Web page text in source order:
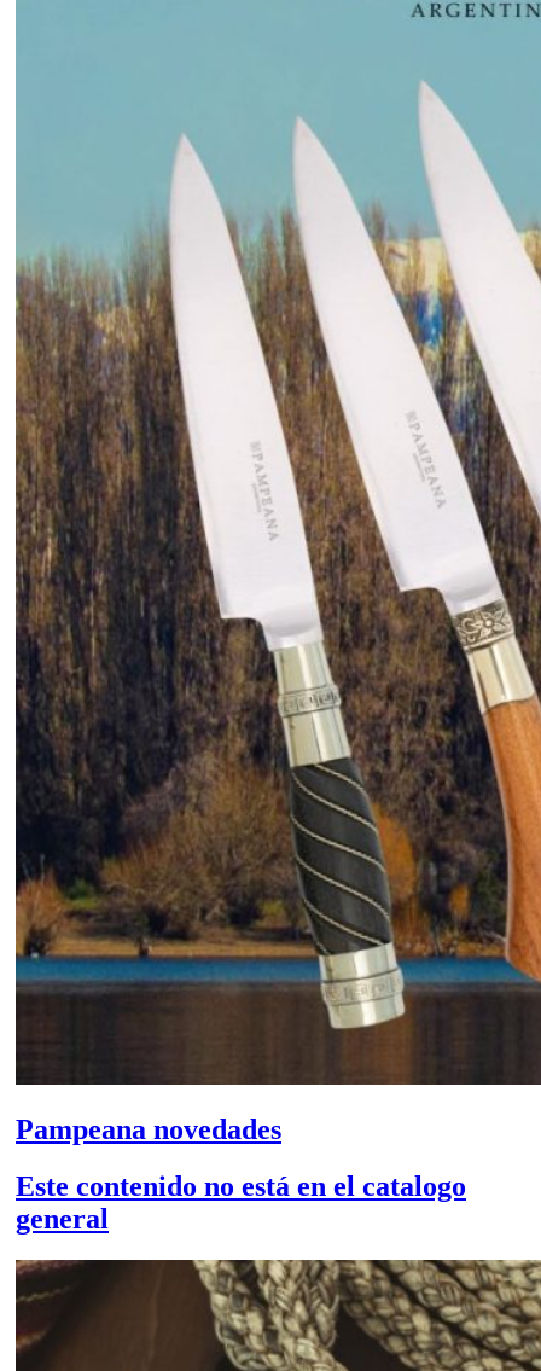
Pampeana novedades
Este contenido no está en el catalogo
general